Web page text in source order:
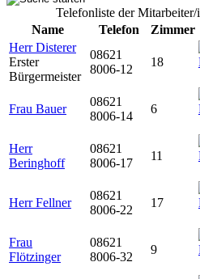
Telefonliste der
Name
Telefon Zimmer
Herr Disterer
Erster
Bürgermeister
08621
8006-12
18
Frau Bauer
08621
8006-14
6
Herr
Beringhoff
08621
8006-17
11
Herr Fellner
08621
8006-22
17
Frau
Flötzinger
08621
8006-32
9